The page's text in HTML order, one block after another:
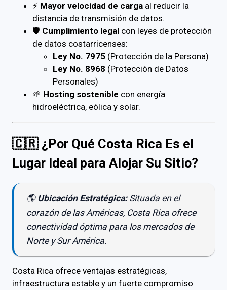
⚡ Mayor velocidad de carga al reducir la
distancia de transmisión de datos.
🛡 Cumplimiento legal con leyes de protección
de datos costarricenses:
Ley No. 7975 (Protección de la Persona)
Ley No. 8968 (Protección de Datos
Personales)
🌱 Hosting sostenible con energía
hidroeléctrica, eólica y solar.
🇨🇷 ¿Por Qué Costa Rica Es el
Lugar Ideal para Alojar Su Sitio?
🌎 Ubicación Estratégica:Situada en el
corazón de las Américas, Costa Rica ofrece
conectividad óptima para los mercados de
Norte y Sur América.
Costa Rica ofrece ventajas estratégicas,
infraestructura estable y un fuerte compromiso